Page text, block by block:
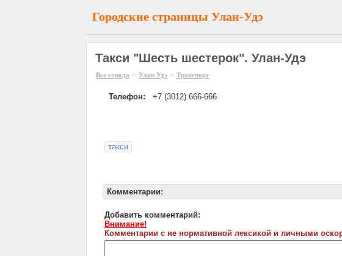
Городские страницы Улан-Удэ
Такси "Шесть шестерок". Улан-Удэ
Все города » Улан-Удэ » Транспорт
Телефон: +7 (3012) 666-666
такси
Комментарии:
Добавить комментарий:
Внимание!
Комментарии с не нормативной лексикой и личными